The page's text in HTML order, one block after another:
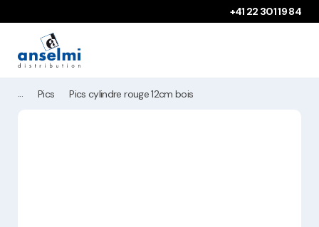
+41 22 301 19 84
Pics Pics cylindre rouge 12cm bois